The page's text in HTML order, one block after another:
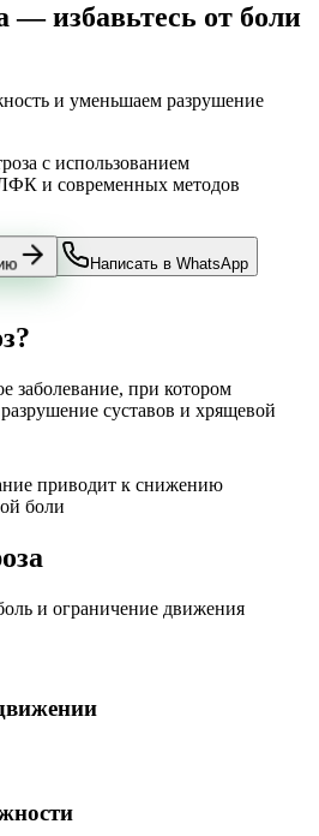
— избавьтесь от боли
и уменьшаем разрушение
с использованием
и современных методов
Написать в WhatsApp
заболевание, при котором
суставов и хрящевой
приводит к снижению
боли
и ограничение движения